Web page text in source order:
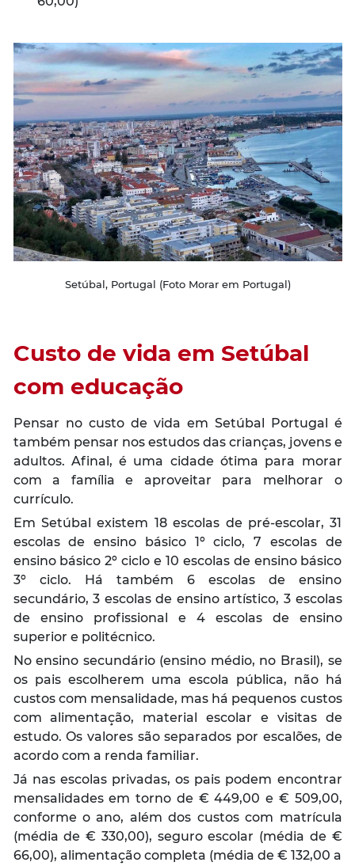
Setúbal, Portugal (Foto Morar em Portugal)
Custo de vida em Setúbal
com educação
Pensar no custo de vida em Setúbal Portugal é
também pensar nos estudos das crianças, jovens e
adultos. Afinal, é uma cidade ótima para morar
com a família e aproveitar para melhorar o
currículo.
Em Setúbal existem 18 escolas de pré-escolar, 31
escolas de ensino básico 1º ciclo, 7 escolas de
ensino básico 2º ciclo e 10 escolas de ensino básico
3º ciclo. Há também 6 escolas de ensino
secundário, 3 escolas de ensino artístico, 3 escolas
de ensino profissional e 4 escolas de ensino
superior e politécnico.
No ensino secundário (ensino médio, no Brasil), se
os pais escolherem uma escola pública, não há
custos com mensalidade, mas há pequenos custos
com alimentação, material escolar e visitas de
estudo. Os valores são separados por escalões, de
acordo com a renda familiar.
Já nas escolas privadas, os pais podem encontrar
mensalidades em torno de € 449,00 e € 509,00,
conforme o ano, além dos custos com matrícula
(média de € 330,00), seguro escolar (média de €
66,00), alimentação completa (média de € 132,00 a